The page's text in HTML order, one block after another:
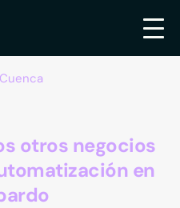
otros negocios
en